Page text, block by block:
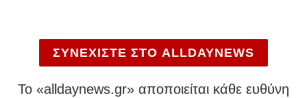
ΣΥΝΕΧΙΣΤΕ ΣΤΟ ALLDAYNEWS
To «alldaynews.gr» αποποιείται κάθε ευθύνη